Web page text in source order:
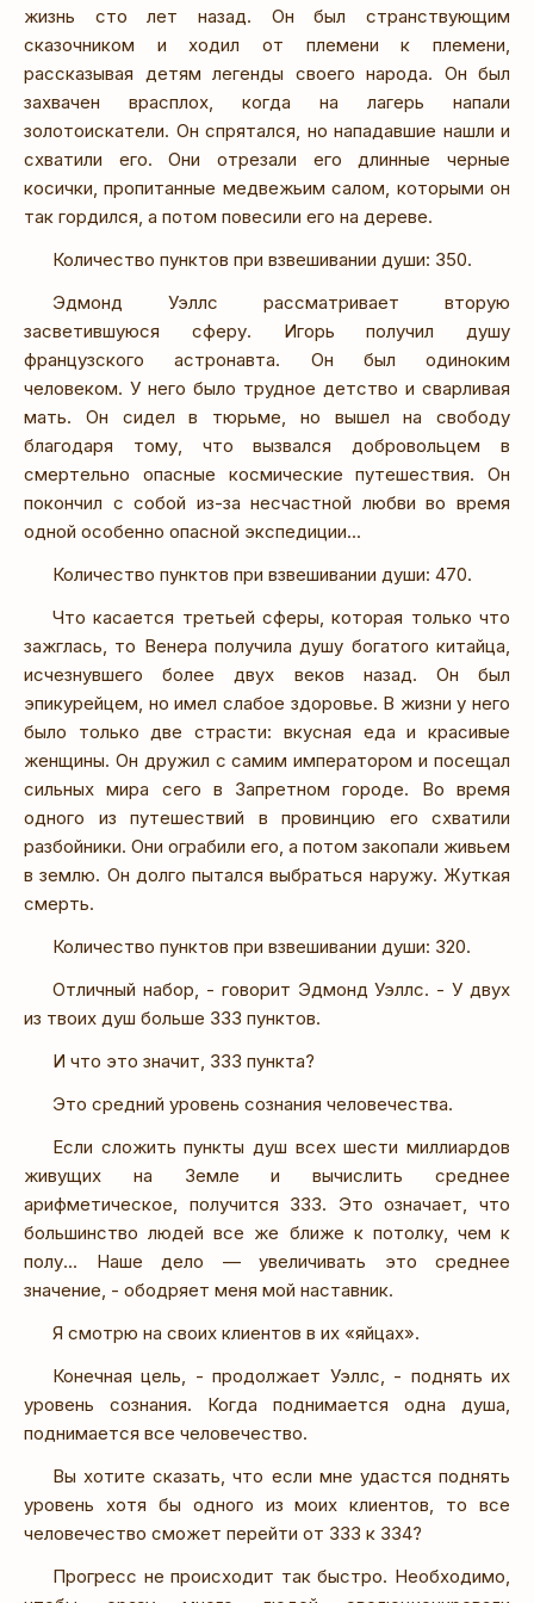
жизнь сто лет назад. Он был странствующим
сказочником и ходил от племени к племени,
рассказывая детям легенды своего народа. Он был
захвачен врасплох, когда на лагерь напали
золотоискатели. Он спрятался, но нападавшие нашли и
схватили его. Они отрезали его длинные черные
косички, пропитанные медвежьим салом, которыми он
так гордился, а потом повесили его на дереве.
Количество пунктов при взвешивании души: 350.
Эдмонд Уэллс рассматривает вторую
засветившуюся сферу. Игорь получил душу
французского астронавта. Он был одиноким
человеком. У него было трудное детство и сварливая
мать. Он сидел в тюрьме, но вышел на свободу
благодаря тому, что вызвался добровольцем в
смертельно опасные космические путешествия. Он
покончил с собой из-за несчастной любви во время
одной особенно опасной экспедиции...
Количество пунктов при взвешивании души: 470.
Что касается третьей сферы, которая только что
зажглась, то Венера получила душу богатого китайца,
исчезнувшего более двух веков назад. Он был
эпикурейцем, но имел слабое здоровье. В жизни у него
было только две страсти: вкусная еда и красивые
женщины. Он дружил с самим императором и посещал
сильных мира сего в Запретном городе. Во время
одного из путешествий в провинцию его схватили
разбойники. Они ограбили его, а потом закопали живьем
в землю. Он долго пытался выбраться наружу. Жуткая
смерть.
Количество пунктов при взвешивании души: 320.
Отличный набор, - говорит Эдмонд Уэллс. - У двух
из твоих душ больше 333 пунктов.
И что это значит, 333 пункта?
Это средний уровень сознания человечества.
Если сложить пункты душ всех шести миллиардов
живущих на Земле и вычислить среднее
арифметическое, получится 333. Это означает, что
большинство людей все же ближе к потолку, чем к
полу... Наше дело — увеличивать это среднее
значение, - ободряет меня мой наставник.
Я смотрю на своих клиентов в их «яйцах».
Конечная цель, - продолжает Уэллс, - поднять их
уровень сознания. Когда поднимается одна душа,
поднимается все человечество.
Вы хотите сказать, что если мне удастся поднять
уровень хотя бы одного из моих клиентов, то все
человечество сможет перейти от 333 к 334?
Прогресс не происходит так быстро. Необходимо,